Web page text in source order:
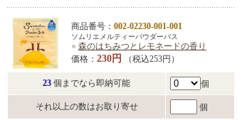
商品番号： 002-02230-001-001
ソムリエメルティーパウダーバス
● 森のはちみつとレモネードの香り
価格： 230円 （税込253円）
23 個までなら即納可能 個
それ以上の数はお取り寄せ 個